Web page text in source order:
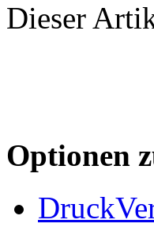
Dieser
Optionen